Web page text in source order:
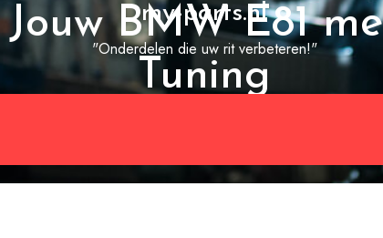
my-parts.nl
"Onderdelen die uw rit verbeteren!"
BMW E81
Tuning